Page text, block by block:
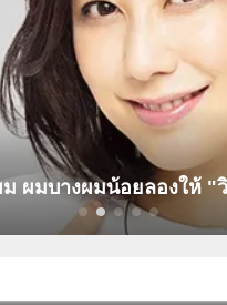
ม ผมบางผมน้อยลองให้